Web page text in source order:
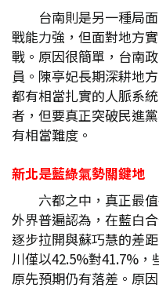
台南則是另一種局
戰能力強，但面對地方
戰。原因很簡單，台南
員。陳亭妃長期深耕地
都有相當扎實的人脈系
者，但要真正突破民進
有相當難度。
新北是藍綠氣勢關鍵地
六都之中，真正最
外界普遍認為，在藍白
逐步拉開與蘇巧慧的差
川僅以42.5%對41.7%
原先預期仍有落差。原